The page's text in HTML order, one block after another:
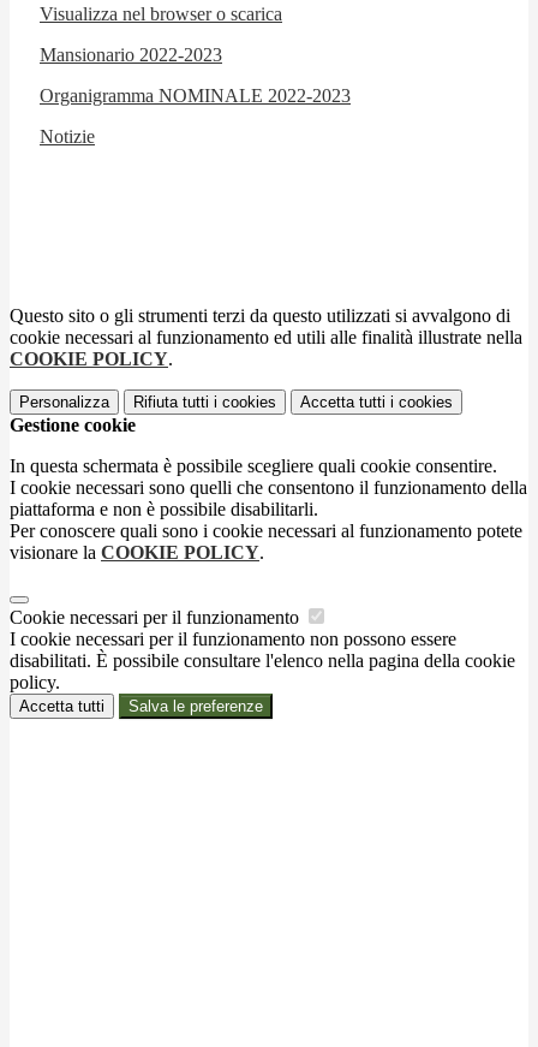
Visualizza nel browser o scarica
Mansionario 2022-2023
Organigramma NOMINALE 2022-2023
Notizie
Questo sito o gli strumenti terzi da questo utilizzati si avvalgono di
cookie necessari al funzionamento ed utili alle finalità illustrate nella
COOKIE POLICY.
Personalizza Rifiuta tutti i cookies Accetta tutti i cookies
Gestione cookie
In questa schermata è possibile scegliere quali cookie consentire.
I cookie necessari sono quelli che consentono il funzionamento della
piattaforma e non è possibile disabilitarli.
Per conoscere quali sono i cookie necessari al funzionamento potete
visionare la COOKIE POLICY.
Cookie necessari per il funzionamento
I cookie necessari per il funzionamento non possono essere
disabilitati. È possibile consultare l'elenco nella pagina della cookie
policy.
Accetta tutti Salva le preferenze